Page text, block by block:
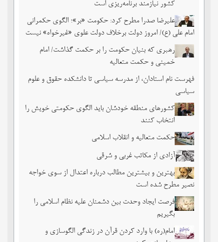
کشور نیازمند برنامه‌ریزی است
علیرضا صدرا مطرح کرد: حکومت «بر»؛ الگوی حکمرانی
امام علی (ع)/ امروز دولت برخلاف دولت علوی «غیرخواه» نیست
رهبری که بنیان حکومت را بر حکمت گذاشت/ امام
خمینی و حکمت متعالیه
فهرست نام استادان، از مدرسه سیاسی تا دانشکده حقوق و علوم
سیاسی
کشورهای منطقه خودشان باید الگوی حکومتی خویش را
انتخاب کنند
حکمت متعالیه و انقلاب اسلامی
آزادی از مکاتب غربی و شرقی
بهترین و بیشترین مطالب درباره اعتدال از سوی خواجه
نصیر مطرح شده است
فرصت ایجاد وحدت بین دشمنان علیه نظام اسلامی را
بگیریم
امام(ره) با وارد کردن قرآن در زندگی الگوسازی و